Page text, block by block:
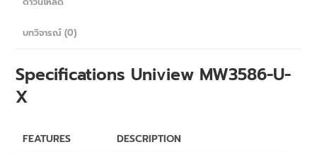
บทวิจารณ์ (0)
Specifications Uniview MW3586-U-
X
FEATURES DESCRIPTION